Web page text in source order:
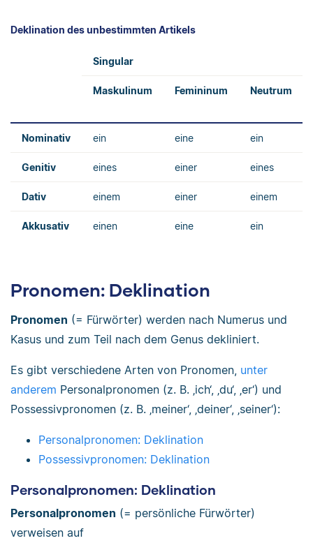
Deklination des unbestimmten Artikels
Singular
Maskulinum Femininum Neutrum
Nominativ ein eine ein
Genitiv eines einer eines
Dativ einem einer einem
Akkusativ einen eine ein
Pronomen: Deklination
Pronomen (= Fürwörter) werden nach Numerus und
Kasus und zum Teil nach dem Genus dekliniert.
Es gibt verschiedene Arten von Pronomen, unter
anderem Personalpronomen (z. B. ‚ich‘, ‚du‘, ‚er‘) und
Possessivpronomen (z. B. ‚meiner‘, ‚deiner‘, ‚seiner‘):
Personalpronomen: Deklination
Possessivpronomen: Deklination
Personalpronomen: Deklination
Personalpronomen (= persönliche Fürwörter)
verweisen auf